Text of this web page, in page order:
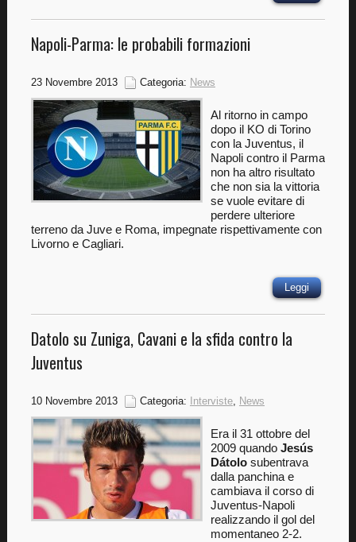
Napoli-Parma: le probabili formazioni
23 Novembre 2013 Categoria: News
Al ritorno in campo
dopo il KO di Torino
con la Juventus, il
Napoli contro il Parma
non ha altro risultato
che non sia la vittoria
se vuole evitare di
perdere ulteriore
terreno da Juve e Roma, impegnate rispettivamente con
Livorno e Cagliari.
Leggi
Datolo su Zuniga, Cavani e la sfida contro la
Juventus
10 Novembre 2013 Categoria: Interviste, News
Era il 31 ottobre del
2009 quando ‎ Jesús
Dátolosubentrava
dalla panchina e
cambiava il corso di
Juventus-Napoli
realizzando il gol del
momentaneo 2-2.